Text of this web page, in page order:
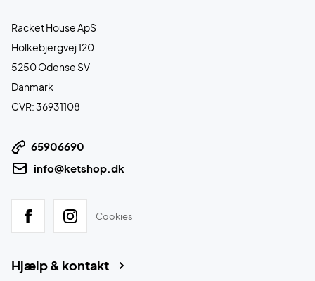
Racket House ApS
Holkebjergvej 120
5250 Odense SV
Danmark
CVR: 36931108
65906690
info@ketshop.dk
Cookies
Hjælp & kontakt